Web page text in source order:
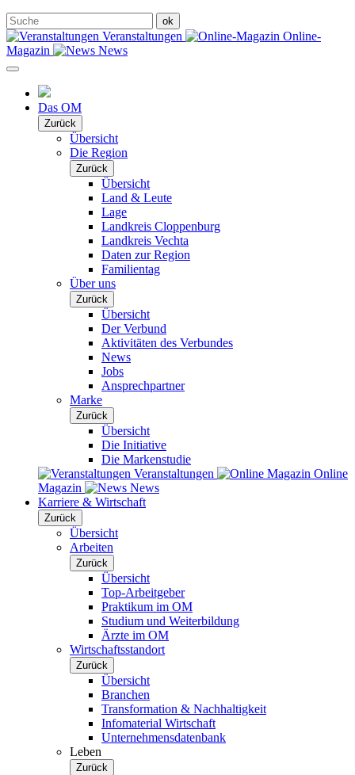
Veranstaltungen
Online-
Magazin
News
Das OM
Zurück
Übersicht
Die Region
Zurück
Übersicht
Land & Leute
Lage
Landkreis Cloppenburg
Landkreis Vechta
Daten zur Region
Familientag
Über uns
Zurück
Übersicht
Der Verbund
Aktivitäten des Verbundes
News
Jobs
Ansprechpartner
Marke
Zurück
Übersicht
Die Initiative
Die Markenstudie
Veranstaltungen
Online
Magazin
News
Karriere & Wirtschaft
Zurück
Übersicht
Arbeiten
Zurück
Übersicht
Top-Arbeitgeber
Praktikum im OM
Studium und Weiterbildung
Ärzte im OM
Wirtschaftsstandort
Zurück
Übersicht
Branchen
Transformation & Nachhaltigkeit
Infomaterial Wirtschaft
Unternehmensdatenbank
Leben
Zurück